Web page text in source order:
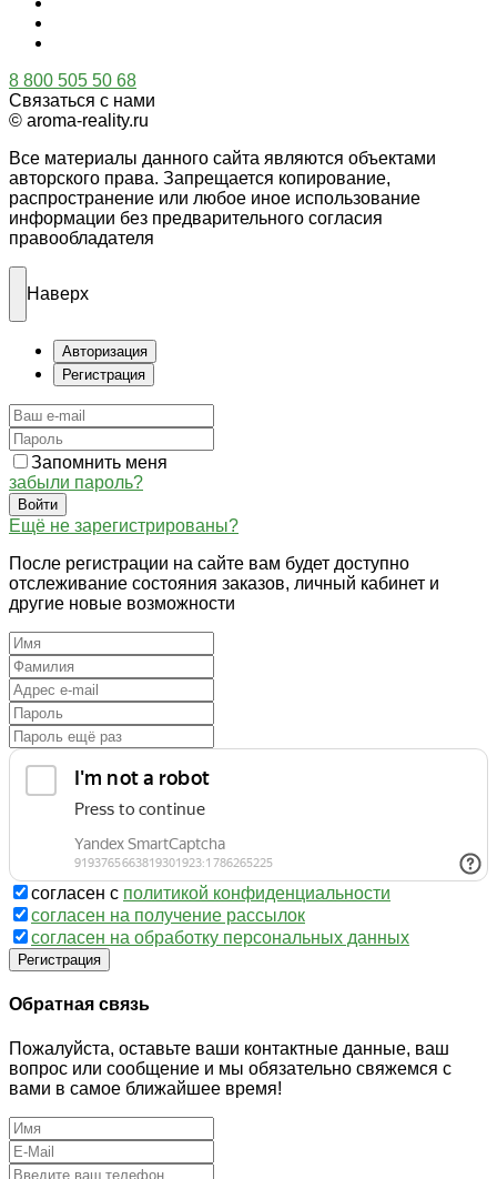
8 800 505 50 68
Связаться с нами
© aroma-reality.ru
Все материалы данного сайта являются объектами
авторского права. Запрещается копирование,
распространение или любое иное использование
информации без предварительного согласия
правообладателя
Наверх
Авторизация
Регистрация
Запомнить меня
забыли пароль?
Войти
Ещё не зарегистрированы?
После регистрации на сайте вам будет доступно
отслеживание состояния заказов, личный кабинет и
другие новые возможности
согласен с политикой конфиденциальности
согласен на получение рассылок
согласен на обработку персональных данных
Регистрация
Обратная связь
Пожалуйста, оставьте ваши контактные данные, ваш
вопрос или сообщение и мы обязательно свяжемся с
вами в самое ближайшее время!